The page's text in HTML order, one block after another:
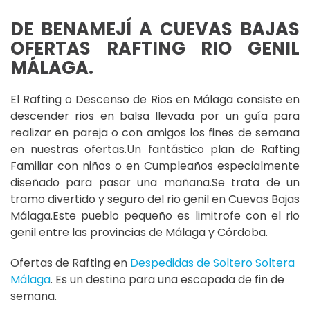
DE BENAMEJÍ A CUEVAS BAJAS
OFERTAS RAFTING RIO GENIL
MÁLAGA.
El Rafting o Descenso de Rios en Málaga consiste en
descender rios en balsa llevada por un guía para
realizar en pareja o con amigos los fines de semana
en nuestras ofertas.Un fantástico plan de Rafting
Familiar con niños o en Cumpleaños especialmente
diseñado para pasar una mañana.Se trata de un
tramo divertido y seguro del rio genil en Cuevas Bajas
Málaga.Este pueblo pequeño es limitrofe con el rio
genil entre las provincias de Málaga y Córdoba.
Ofertas de Rafting en Despedidas de Soltero Soltera
Málaga. Es un destino para una escapada de fin de
semana.